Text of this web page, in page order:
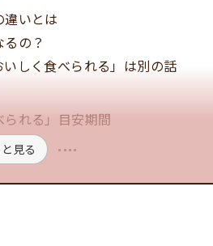
いとは
の？
しく食べられる」は別の話
れる」目安期間
見る